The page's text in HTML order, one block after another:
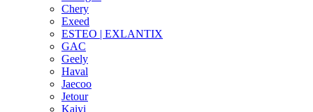
Chery
Exeed
ESTEO | EXLANTIX
GAC
Geely
Haval
Jaecoo
Jetour
Kaiyi